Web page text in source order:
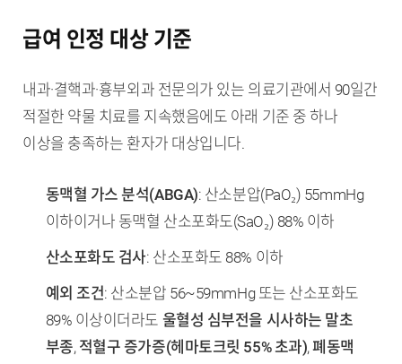
급여 인정 대상 기준
내과·결핵과·흉부외과 전문의가 있는 의료기관에서 90일간
적절한 약물 치료를 지속했음에도 아래 기준 중 하나
이상을 충족하는 환자가 대상입니다.
동맥혈 가스 분석(ABGA): 산소분압(PaO₂) 55mmHg
이하이거나 동맥혈 산소포화도(SaO₂) 88% 이하
산소포화도 검사: 산소포화도 88% 이하
예외 조건: 산소분압 56~59mmHg 또는 산소포화도
89% 이상이더라도 울혈성 심부전을 시사하는 말초
부종, 적혈구 증가증(헤마토크릿 55% 초과),폐동맥